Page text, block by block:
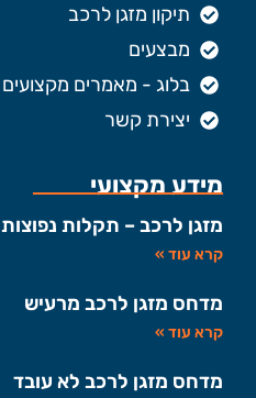
תיקון מזגן לרכב
מבצעים
בלוג - מאמרים מקצועים
יצירת קשר
מידע מקצועי
מזגן לרכב – תקלות נפוצות
קרא עוד »
מדחס מזגן לרכב מרעיש
קרא עוד »
מדחס מזגן לרכב לא עובד